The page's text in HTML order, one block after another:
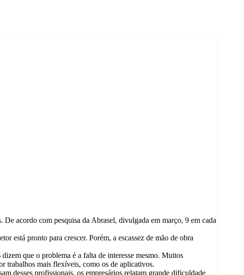
acordo com pesquisa da Abrasel, divulgada em março, 9 em cada
está pronto para crescer. Porém, a escassez de mão de obra
que o problema é a falta de interesse mesmo. Muitos
trabalhos mais flexíveis, como os de aplicativos.
desses profissionais, os empresários relatam grande dificuldade